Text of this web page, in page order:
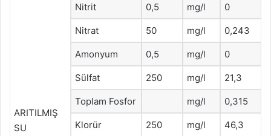
ARITILMIŞ
SU
Nitrit 0,5 mg/l 0
Nitrat 50 mg/l 0,243
Amonyum 0,5 mg/l 0
Sülfat 250 mg/l 21,3
Toplam Fosfor mg/l 0,315
Klorür 250 mg/l 46,3